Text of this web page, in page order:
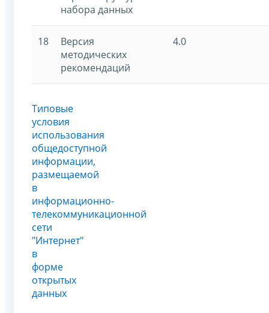
набора данных
18
Версия
методических
рекомендаций
4.0
Типовые
условия
использования
общедоступной
информации,
размещаемой
в
информационно-
телекоммуникационной
сети
"Интернет"
в
форме
открытых
данных